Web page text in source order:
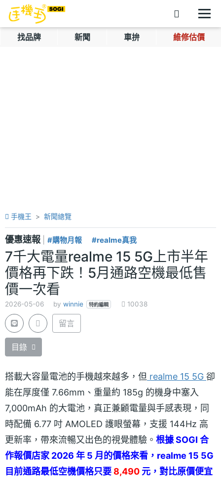
找品牌 新聞 車拚 維修估價
手機王 新聞總覽
優惠速報 #購物月報 #realme真我
7千大電量realme 15 5G上市半年
價格再下跌！5月通路空機最低售
價一次看
2026-05-06 by winnie 特約編輯 10038
留言
目錄
搭載大容量電池的手機越來越多，但 realme 15 5G 卻
能在厚度僅 7.66mm、重量約 185g 的機身中塞入
7,000mAh 的大電池，真正兼顧電量與手感表現，同
時配備 6.77 吋 AMOLED 護眼螢幕，支援 144Hz 高
更新率，帶來流暢又出色的視覺體驗。 根據 SOGI 合
作報價店家 2026 年 5 月的價格來看，realme 15 5G
目前通路最低空機價格只要 8,490 元，對比原價便宜